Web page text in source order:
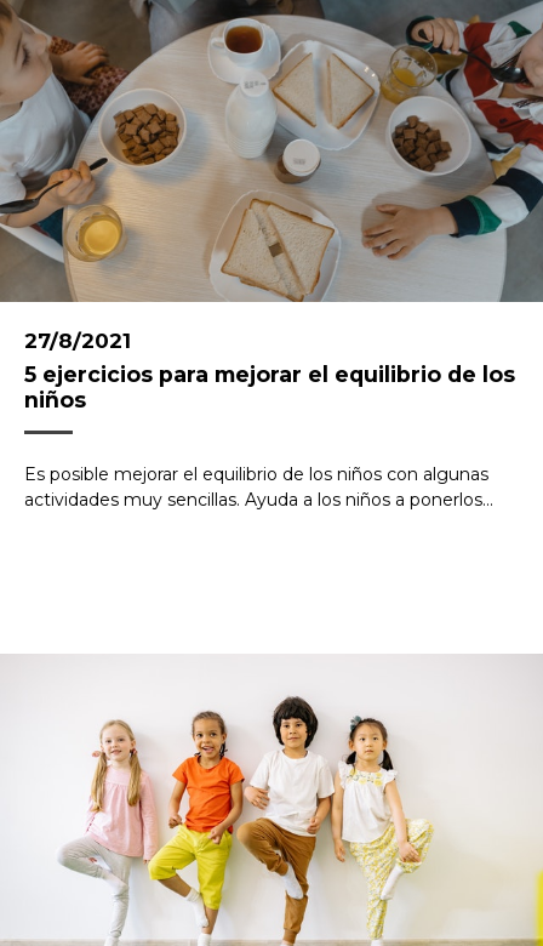
27/8/2021
5 ejercicios para mejorar el equilibrio de los
niños
Es posible mejorar el equilibrio de los niños con algunas
actividades muy sencillas. Ayuda a los niños a ponerlos...